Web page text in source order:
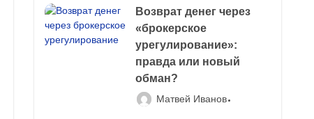
Возврат денег через
«брокерское
урегулирование»:
правда или новый
обман?
Матвей Иванов